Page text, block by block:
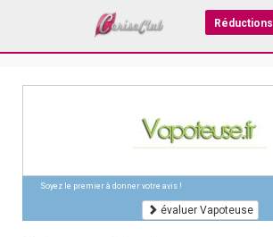
Réductions
Soyez le premier à donner votre avis !
évaluer Vapoteuse